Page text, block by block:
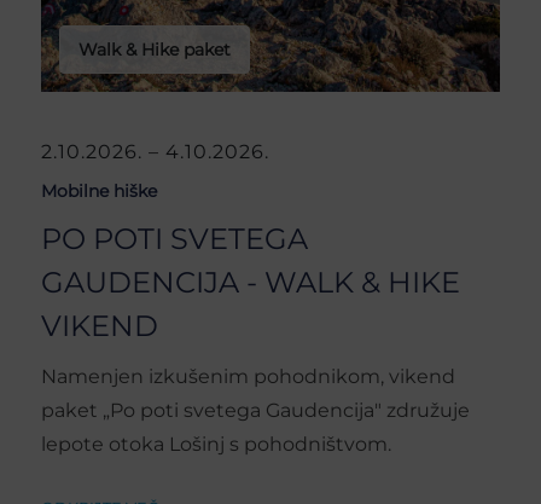
Walk & Hike paket
2.10.2026. – 4.10.2026.
Mobilne hiške
PO POTI SVETEGA
GAUDENCIJA - WALK & HIKE
VIKEND
Namenjen izkušenim pohodnikom, vikend
paket „Po poti svetega Gaudencija" združuje
lepote otoka Lošinj s pohodništvom.